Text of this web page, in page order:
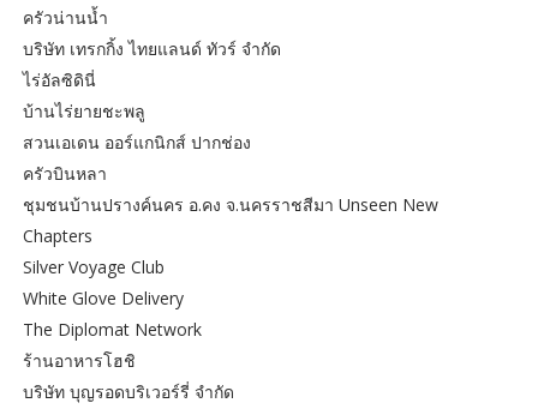
ครัวน่านน้ำ
บริษัท เทรกกิ้ง ไทยแลนด์ ทัวร์ จำกัด
ไร่อัลซิดินี่
บ้านไร่ยายชะพลู
สวนเอเดน ออร์แกนิกส์ ปากช่อง
ครัวบินหลา
ชุมชนบ้านปรางค์นคร อ.คง จ.นครราชสีมา Unseen New
Chapters
Silver Voyage Club
White Glove Delivery
The Diplomat Network
ร้านอาหารโฮชิ
บริษัท บุญรอดบริเวอร์รี่ จำกัด